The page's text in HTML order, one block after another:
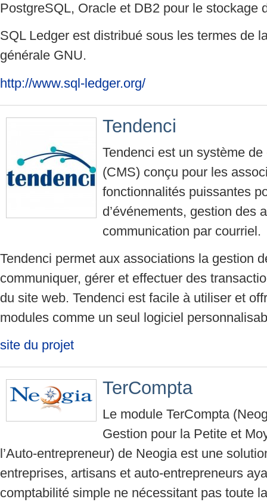
PostgreSQL, Oracle et DB2 pour le stockage
SQL Ledger est distribué sous les termes de
générale GNU.
http://www.sql-ledger.org/
Tendenci
Tendenci est un système
(CMS) conçu pour les
fonctionnalités puissantes
d’événements, gestion des
communication par courriel.
Tendenci permet aux associations la gestion
communiquer, gérer et effectuer des
du site web. Tendenci est facile à utiliser et
modules comme un seul logiciel
site du projet
TerCompta
Le module TerCompta
Gestion pour la Petite et
l’Auto-entrepreneur) de Neogia est une
entreprises, artisans et auto-entrepreneurs
comptabilité simple ne nécessitant pas toute